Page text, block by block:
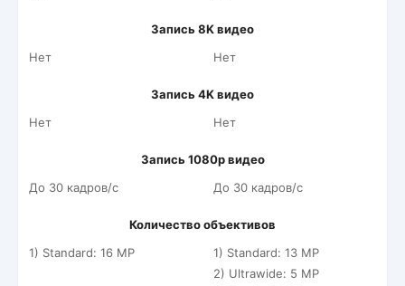
Запись 8K видео
Нет
Нет
Запись 4K видео
Нет
Нет
Запись 1080p видео
До 30 кадров/c
До 30 кадров/c
Количество объективов
1) Standard: 16 MP
1) Standard: 13 MP
2) Ultrawide: 5 MP